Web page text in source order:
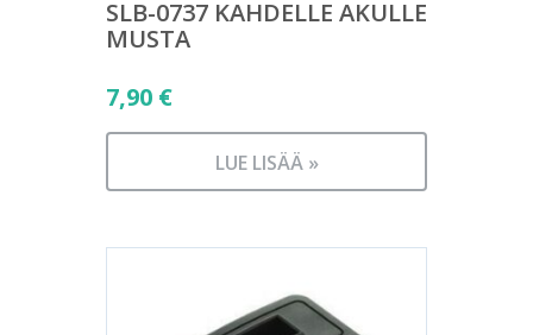
SLB-0737 KAHDELLE AKULLE
MUSTA
7,90 €
LUE LISÄÄ »